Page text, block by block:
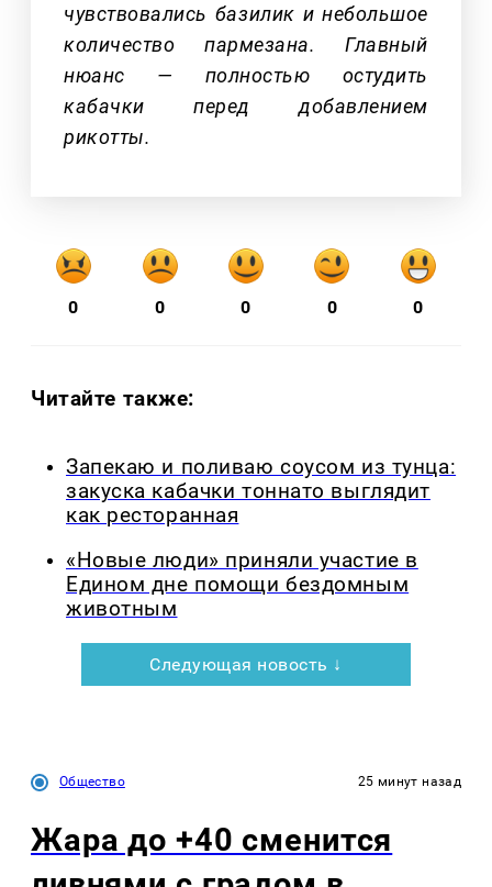
чувствовались базилик и небольшое
количество пармезана. Главный
нюанс — полностью остудить
кабачки перед добавлением
рикотты.
0 0 0 0 0
Читайте также:
Запекаю и поливаю соусом из тунца:
закуска кабачки тоннато выглядит
как ресторанная
«Новые люди» приняли участие в
Едином дне помощи бездомным
животным
Следующая новость ↓
Общество 25 минут назад
Жара до +40 сменится